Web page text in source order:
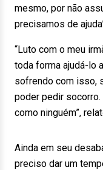
mesmo, por não
precisamos de
“Luto com o meu
toda forma ajudá-lo
sofrendo com isso,
poder pedir
como ninguém”,
Ainda em seu
preciso dar um